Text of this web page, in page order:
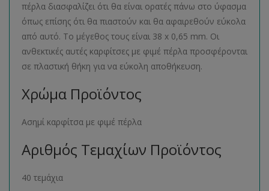
πέρλα διασφαλίζει ότι θα είναι ορατές πάνω στο ύφασμα
όπως επίσης ότι θα πιαστούν και θα αφαιρεθούν εύκολα
από αυτό. Το μέγεθος τους είναι 38 x 0,65 mm. Οι
ανθεκτικές αυτές καρφίτσες με φιμέ πέρλα προσφέρονται
σε πλαστική θήκη για να εύκολη αποθήκευση.
Χρώμα Προϊόντος
Ασημί καρφίτσα με φιμέ πέρλα
Αριθμός Τεμαχίων Προϊόντος
40 τεμάχια